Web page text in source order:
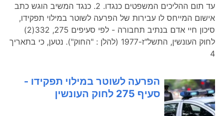
עד תום ההליכים המשפטים כנגדו. 2. כנגד המשיב הוגש כתב
אישום המייחס לו עבירות של הפרעה לשוטר במילוי תפקידו,
סיכון חיי אדם בנתיב תחבורה - לפי סעיפים 275, 332(2)
לחוק העונשין, התשל"ז-1977 (להלן : "החוק"). נטען, כי בתאריך
4
הפרעה לשוטר במילוי תפקידו -
סעיף 275 לחוק העונשין